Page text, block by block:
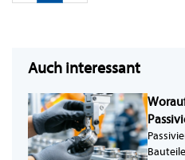
Auch interessant